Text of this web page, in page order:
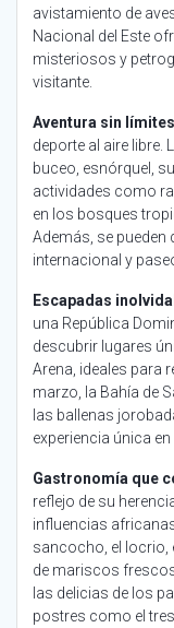
avistamiento de
Nacional del Este
misteriosos y
visitante.
Aventura sin
deporte al aire libre.
buceo, esnórquel,
actividades como
en los bosques
Además, se
internacional y
Escapadas
una República
descubrir lugares
Arena, ideales para
marzo, la Bahía de
las ballenas
experiencia única en
Gastronomía que
reflejo de su
influencias
sancocho, el
de mariscos
las delicias de los
postres como el